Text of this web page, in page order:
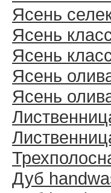
Ясень
Ясень
Ясень
Ясень
Ясень
Дуб